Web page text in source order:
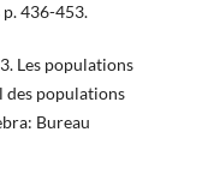
436-453.
Les populations
des populations
Bureau